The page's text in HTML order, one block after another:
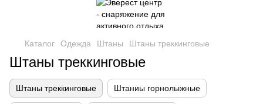
Каталог Одежда Штаны Штаны треккинговые
Штаны треккинговые
Штаны треккинговые Штаниы горнолыжные